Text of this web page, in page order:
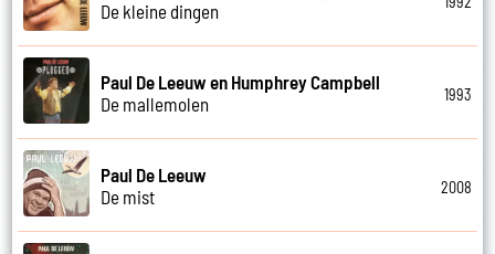
De kleine dingen
Paul De Leeuw en Humphrey Campbell
De mallemolen
1993
Paul De Leeuw
De mist
2008